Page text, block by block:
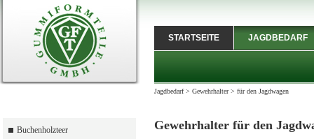
Buchenholzteer
STARTSEITE JAGDBEDARF
Jagdbedarf> Gewehrhalter> für den Jagdwagen
Gewehrhalter für den